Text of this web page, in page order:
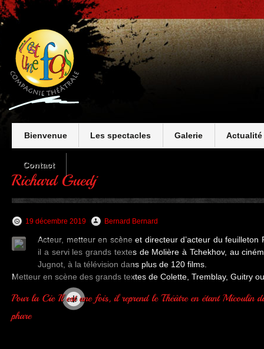
Bienvenue Les spectacles Galerie Actualité
Contact
19 décembre 2019 Bernard Bernard
Acteur, metteur en scène et directeur d’acteur du
il a servi les grands textes de Molière à Tchekhov, au
Jugnot, à la télévision dans plus de 120 films.
Metteur en scène des grands textes de Colette, Tremblay, Guitry